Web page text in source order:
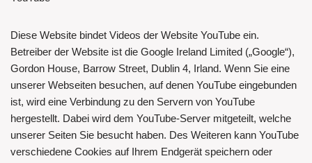
Diese Website bindet Videos der Website YouTube ein.
Betreiber der Website ist die Google Ireland Limited („Google“),
Gordon House, Barrow Street, Dublin 4, Irland. Wenn Sie eine
unserer Webseiten besuchen, auf denen YouTube eingebunden
ist, wird eine Verbindung zu den Servern von YouTube
hergestellt. Dabei wird dem YouTube-Server mitgeteilt, welche
unserer Seiten Sie besucht haben. Des Weiteren kann YouTube
verschiedene Cookies auf Ihrem Endgerät speichern oder